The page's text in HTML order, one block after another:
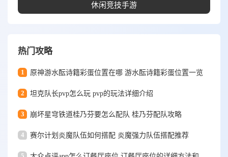
休闲竞技手游
热门攻略
1 原神游水酝诗籍彩蛋位置在哪 游水酝诗籍彩蛋位置一览
2 坦克队长pvp怎么玩 pvp的玩法详细介绍
3 崩坏星穹铁道桂乃芬要怎么配队 桂乃芬配队攻略
4 赛尔计划炎魔队伍如何搭配 炎魔强力队伍搭配推荐